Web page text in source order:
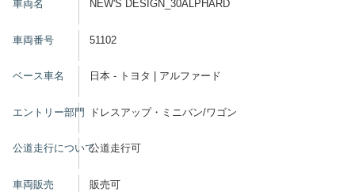
車両名 NEW'S DESIGN_30ALPHARD
車両番号 51102
ベース車名 日本 - トヨタ | アルファード
エントリー部門 ドレスアップ・ミニバン/ワゴン
公道走行について公道走行可
車両販売 販売可